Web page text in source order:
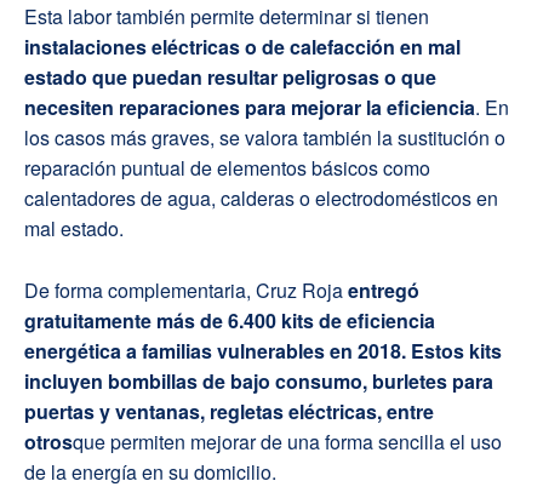
Esta labor también permite determinar si tienen
instalaciones eléctricas o de calefacción en mal
estado que puedan resultar peligrosas o que
necesiten reparaciones para mejorar la eficiencia. En
los casos más graves, se valora también la sustitución o
reparación puntual de elementos básicos como
calentadores de agua, calderas o electrodomésticos en
mal estado.
De forma complementaria, Cruz Rojaentregó
gratuitamente más de 6.400 kits de eficiencia
energética a familias vulnerables en 2018. Estos kits
incluyen bombillas de bajo consumo, burletes para
puertas y ventanas, regletas eléctricas, entre
otrosque permiten mejorar de una forma sencilla el uso
de la energía en su domicilio.